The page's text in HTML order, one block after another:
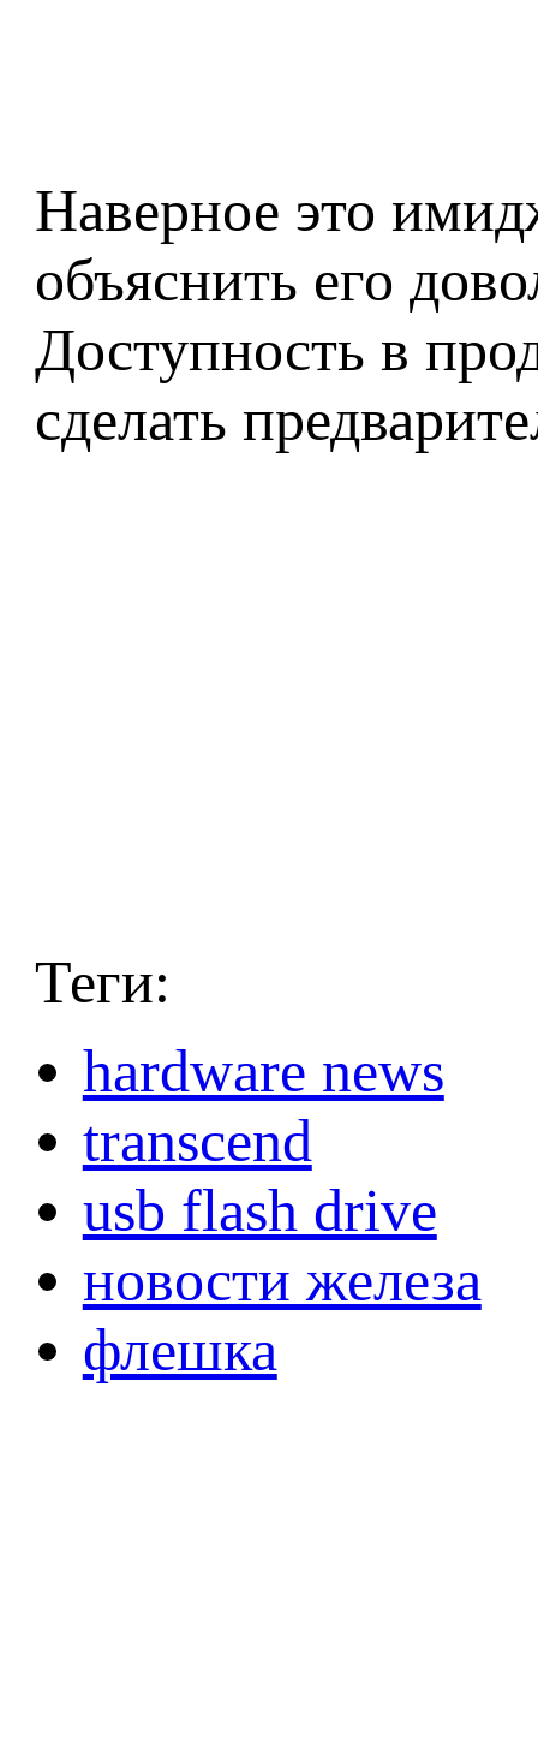
Наверное это
объяснить его
Доступность в
сделать
Теги:
hardware news
transcend
usb flash drive
новости железа
флешка